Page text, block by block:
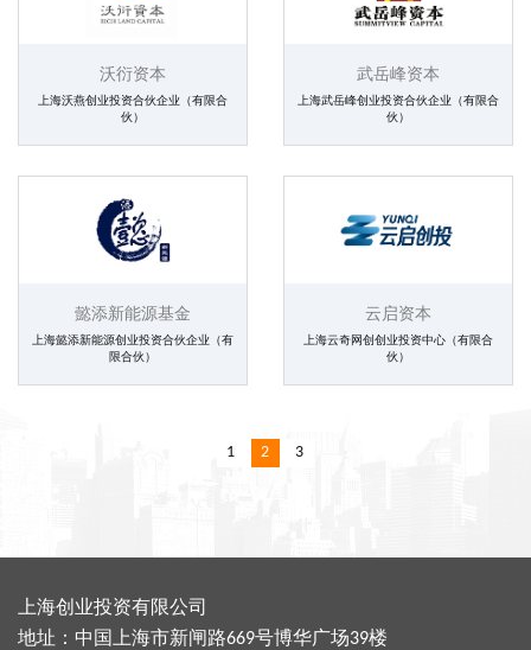
沃衍资本
上海沃燕创业投资合伙企业（有限合
伙）
武岳峰资本
上海武岳峰创业投资合伙企业（有限合
伙）
懿添新能源基金
上海懿添新能源创业投资合伙企业（有
限合伙）
云启资本
上海云奇网创创业投资中心（有限合
伙）
1 2 3
上海创业投资有限公司
地址：中国上海市新闸路669号博华广场39楼